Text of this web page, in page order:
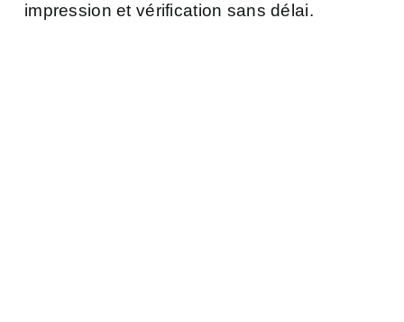
impression et vérification sans délai.